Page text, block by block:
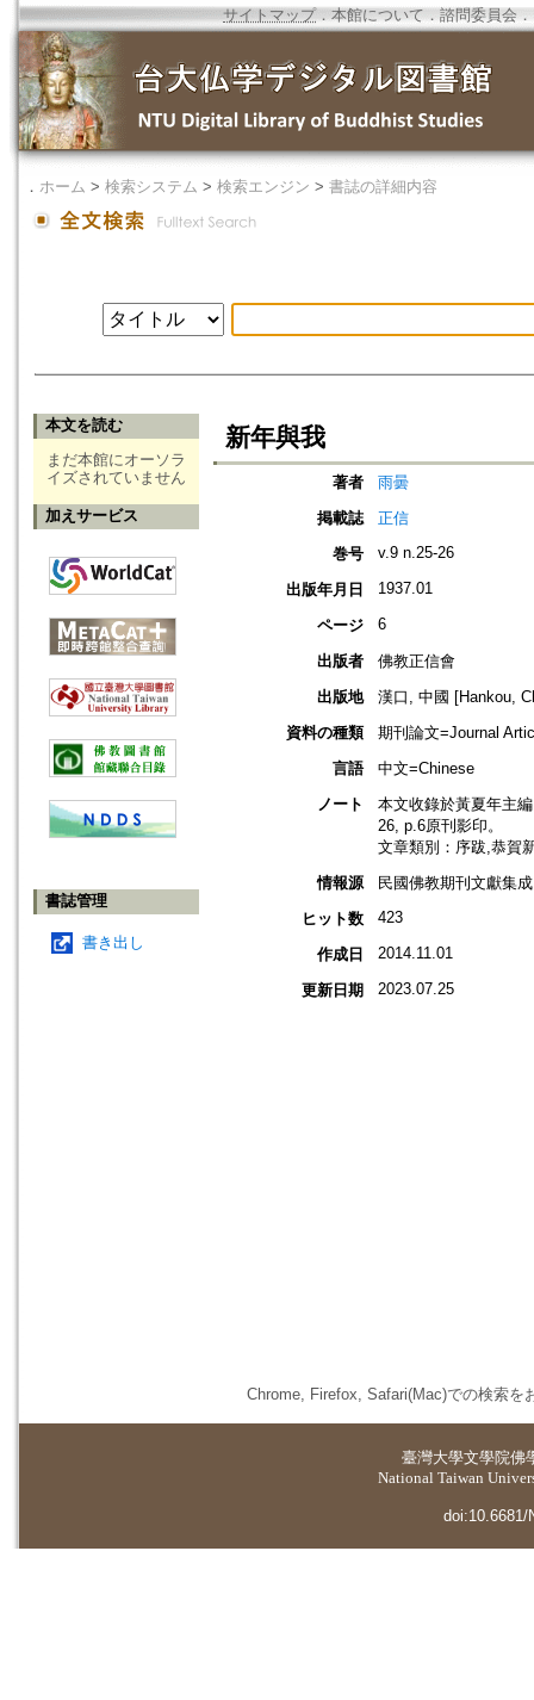
サイトマップ．本館について ． 諮問委員会 ．
． ホーム > 検索システム > 検索エンジン > 書誌の詳細内容
本文を読む
まだ本館にオーソラ
イズされていません
加えサービス
書誌管理
書き出し
新年與我
著者
雨曇
掲載誌
正信
巻号
v.9 n.25-26
出版年月日 1937.01
ページ 6
出版者
佛教正信會
出版地
漢口, 中國 [Hankou,
資料の種類
期刊論文=Journal
言語
中文=Chinese
ノート
本文收錄於黃夏年主
26, p.6原刊影印。
文章類別：序跋,恭賀
情報源
民國佛教期刊文獻集
ヒット数
423
作成日 2014.11.01
更新日期 2023.07.25
Chrome, Firefox, Safari(Mac)での検索を
臺灣大學文學院佛
National Taiwan
doi:10.6681/